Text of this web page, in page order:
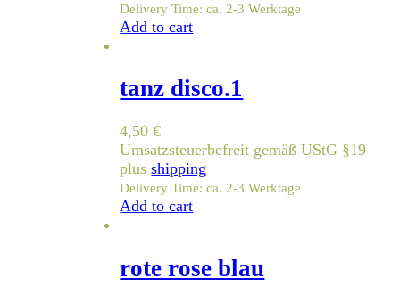
Delivery Time: ca. 2-3 Werktage
Add to cart
tanz disco.1
4,50€
Umsatzsteuerbefreit gemäß UStG §19
plusshipping
Delivery Time: ca. 2-3 Werktage
Add to cart
rote rose blau